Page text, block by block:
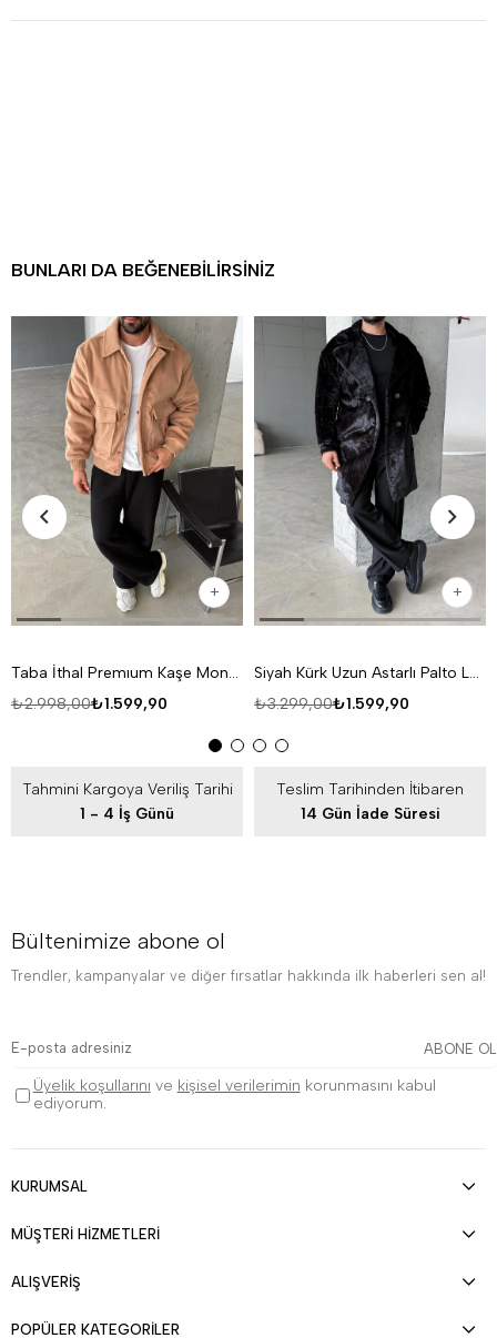
BUNLARI DA BEĞENEBILIRSINIZ
Taba İthal Premıum Kaşe Mont LNS
₺1.599,90
₺2.998,00
Siyah Kürk Uzun Astarlı Palto LNS
₺1.599,90
₺3.299,00
Tahmini Kargoya Veriliş Tarihi
1 - 4 İş Günü
Teslim Tarihinden İtibaren
14 Gün İade Süresi
Bültenimize abone ol
Trendler, kampanyalar ve diğer fırsatlar hakkında ilk haberleri sen al!
ABONE OL
Üyelik koşullarını ve kişisel verilerimin korunmasını kabul
ediyorum.
KURUMSAL
MÜŞTERİ HİZMETLERİ
ALIŞVERİŞ
POPÜLER KATEGORİLER